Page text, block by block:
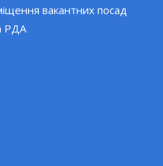
вакантних посад
РДА